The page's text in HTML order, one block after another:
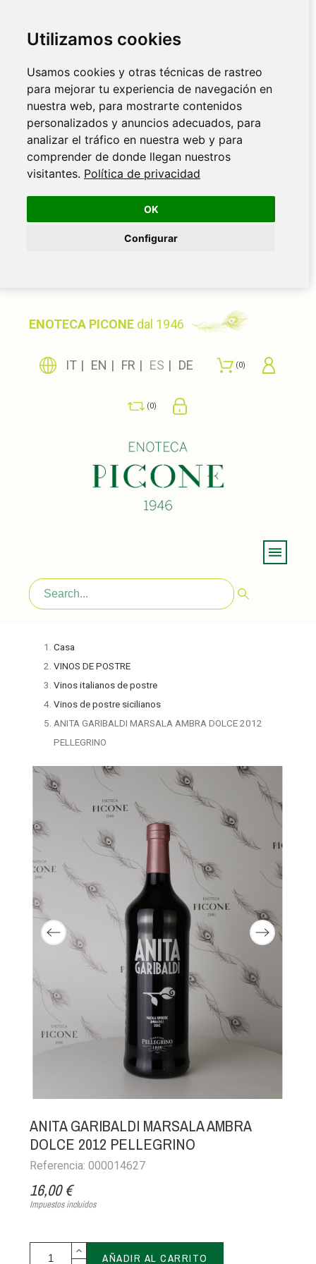
Utilizamos cookies
Usamos cookies y otras técnicas de rastreo
para mejorar tu experiencia de navegación en
nuestra web, para mostrarte contenidos
personalizados y anuncios adecuados, para
analizar el tráfico en nuestra web y para
comprender de donde llegan nuestros
visitantes. Política de privacidad
OK
Configurar
ENOTECA PICONE dal 1946
IT EN FR ES DE 0
0
Casa
VINOS DE POSTRE
Vinos italianos de postre
Vinos de postre sicilianos
ANITA GARIBALDI MARSALA AMBRA DOLCE 2012
PELLEGRINO
ANITA GARIBALDI MARSALA AMBRA
DOLCE 2012 PELLEGRINO
Referencia: 000014627
16,00 €
Impuestos incluidos
AÑADIR AL CARRITO